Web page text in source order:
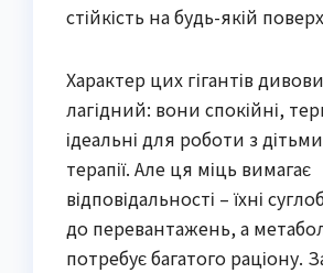
стійкість на будь-якій
Характер цих гігантів
лагідний: вони спокійні,
ідеальні для роботи з
терапії. Але ця міць вимагає
відповідальності – їхні
до перевантажень, а
потребує багатого раціону.